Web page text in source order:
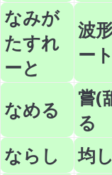
なみが
たすれ
ーと
波
ート
なめる
嘗(
る
ならし
均し